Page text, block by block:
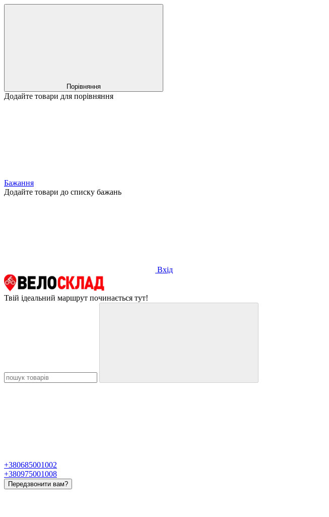
Порівняння
Додайте товари для порівняння
Бажання
Додайте товари до списку бажань
Вхід
Твій ідеальний маршрут починається тут!
+380685001002
+380975001008
Передзвонити вам?